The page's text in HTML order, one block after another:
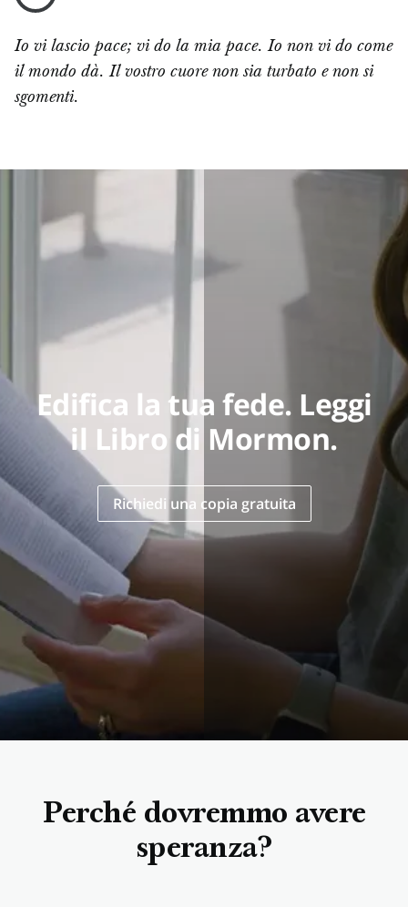
Io vi lascio pace; vi do la mia pace. Io non vi do come
il mondo dà. Il vostro cuore non sia turbato e non si
sgomenti.
Edifica la tua fede. Leggi
il Libro di Mormon.
Richiedi una copia gratuita
Perché dovremmo avere
speranza?